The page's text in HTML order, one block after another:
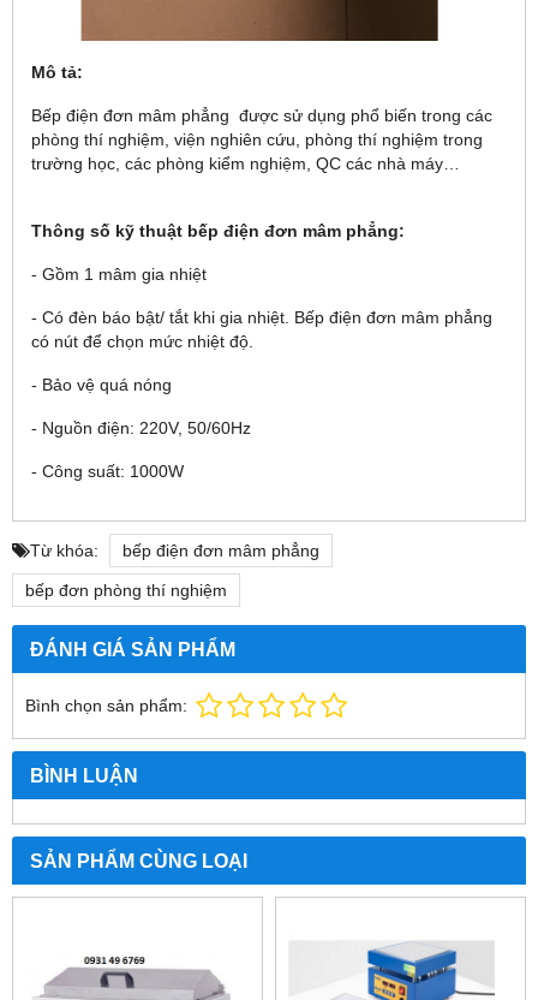
Mô tả:
Bếp điện đơn mâm phẳng được sử dụng phổ biến trong các
phòng thí nghiệm, viện nghiên cứu, phòng thí nghiệm trong
trường học, các phòng kiểm nghiệm, QC các nhà máy…
Thông số kỹ thuật bếp điện đơn mâm phẳng:
- Gồm 1 mâm gia nhiệt
- Có đèn báo bật/ tắt khi gia nhiệt. Bếp điện đơn mâm phẳng
có nút để chọn mức nhiệt độ.
- Bảo vệ quá nóng
- Nguồn điện: 220V, 50/60Hz
- Công suất: 1000W
Từ khóa: bếp điện đơn mâm phẳng
bếp đơn phòng thí nghiệm
ĐÁNH GIÁ SẢN PHẨM
Bình chọn sản phẩm:
BÌNH LUẬN
SẢN PHẨM CÙNG LOẠI